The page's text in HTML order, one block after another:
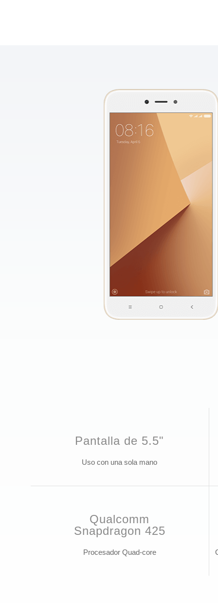
Pantalla de 5.5"
Uso con una sola mano
Qualcomm
Snapdragon 425
Procesador Quad-core